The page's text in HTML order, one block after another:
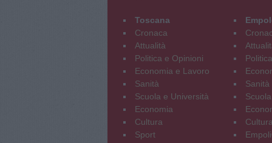
Toscana
Cronaca
Attualità
Politica e Opinioni
Economia e Lavoro
Sanità
Scuola e Università
Economia
Cultura
Sport
Sanità
Cultura